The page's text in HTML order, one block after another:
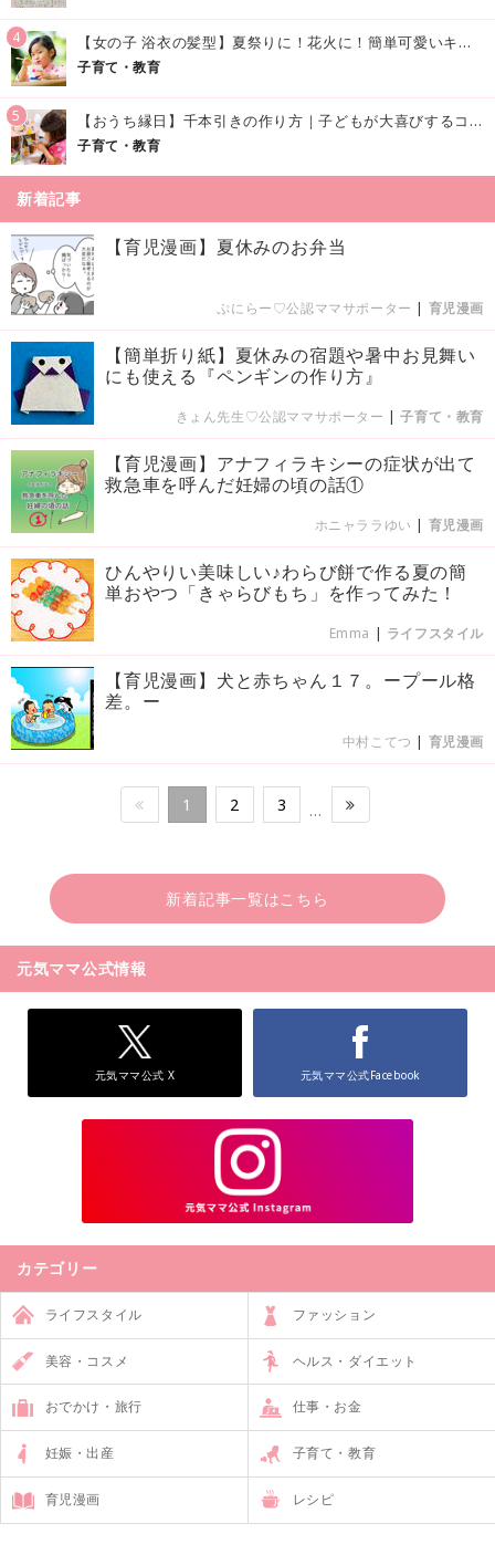
4 【女の子 浴衣の髪型】夏祭りに！花火に！簡単可愛いキッズの浴衣ヘアアレンジまとめ
子育て・教育
5 【おうち縁日】千本引きの作り方｜子どもが大喜びするコツやアイデア♪
子育て・教育
新着記事
【育児漫画】夏休みのお弁当
ぷにらー♡公認ママサポーター | 育児漫画
【簡単折り紙】夏休みの宿題や暑中お見舞い
にも使える『ペンギンの作り方』
きょん先生♡公認ママサポーター |子育て・教育
【育児漫画】アナフィラキシーの症状が出て
救急車を呼んだ妊婦の頃の話①
ホニャララゆい | 育児漫画
ひんやりい美味しい♪わらび餅で作る夏の簡
単おやつ「きゃらびもち」を作ってみた！
Emma | ライフスタイル
【育児漫画】犬と赤ちゃん１７。ープール格
差。ー
中村こてつ | 育児漫画
1 2 3 …
新着記事一覧はこちら
元気ママ公式情報
元気ママ公式 X 元気ママ公式Facebook
カテゴリー
ライフスタイル ファッション
美容・コスメ ヘルス・ダイエット
おでかけ・旅行 仕事・お金
妊娠・出産 子育て・教育
育児漫画 レシピ